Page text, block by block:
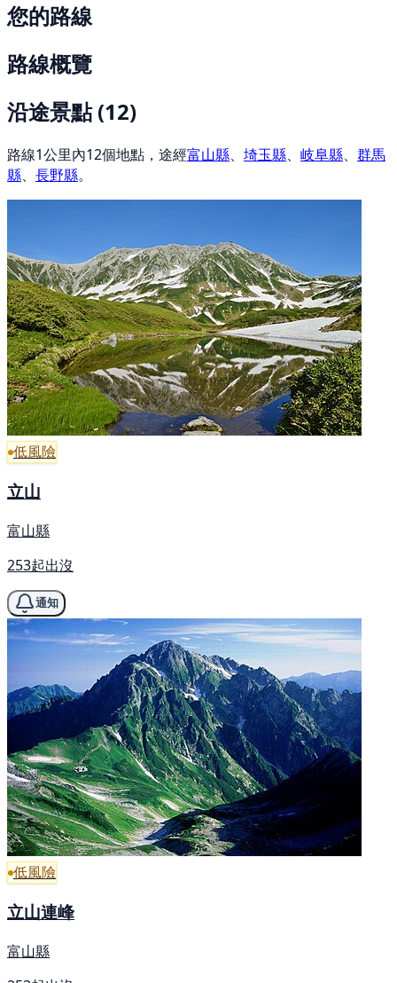
您的路線
路線概覽
沿途景點(12)
路線1公里內12個地點，途經富山縣、 埼玉縣、 岐阜縣、 群馬
縣、 長野縣。
低風險
立山
富山縣
253起出沒
通知
低風險
立山連峰
富山縣